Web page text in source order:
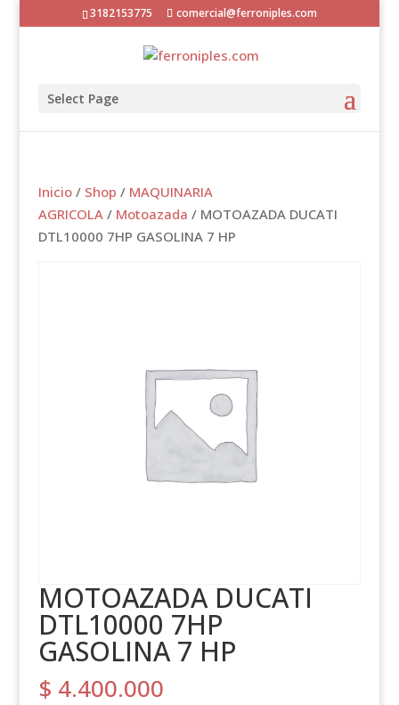
3182153775 comercial@ferroniples.com
Select Page
Inicio/ Shop / MAQUINARIA
AGRICOLA/ Motoazada / MOTOAZADA DUCATI
DTL10000 7HP GASOLINA 7 HP
MOTOAZADA DUCATI
DTL10000 7HP
GASOLINA 7 HP
$ 4.400.000